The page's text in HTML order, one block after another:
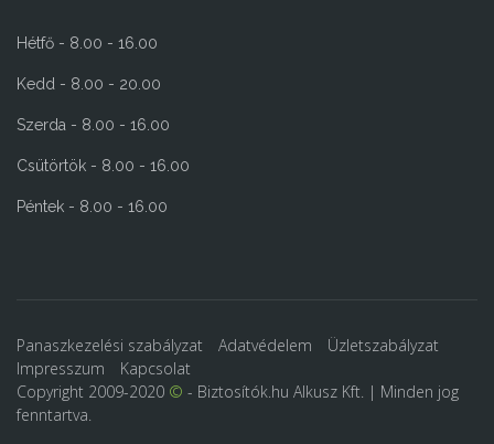
Hétfő - 8.00 - 16.00
Kedd - 8.00 - 20.00
Szerda - 8.00 - 16.00
Csütörtök - 8.00 - 16.00
Péntek - 8.00 - 16.00
Copyright 2009-2020 © - Biztosítók.hu Alkusz Kft. | Minden jog
fenntartva.
Panaszkezelési szabályzat Adatvédelem
Üzletszabályzat
Impresszum
Kapcsolat